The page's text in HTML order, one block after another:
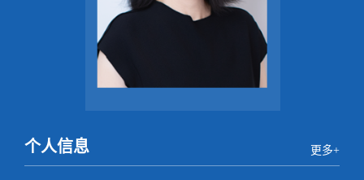
个人信息 更多+